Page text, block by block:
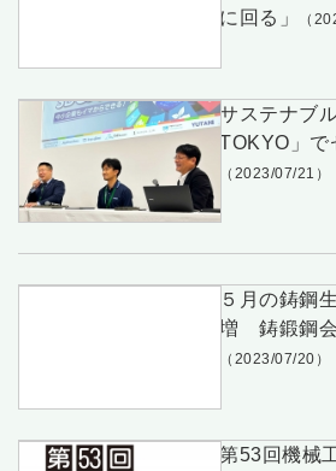
に回る」
（
サステナブ
TOKYO」で
（2023/07/21）
５月の鋳鋼
増 鋳鍛鋼
（2023/07/20）
第53回機械